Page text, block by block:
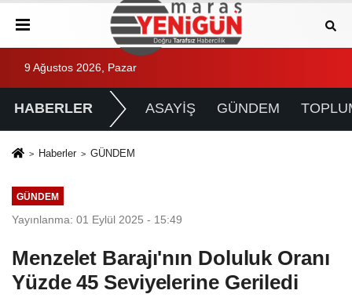
9 Ağustos 2026, Pazar
HABERLER ASAYİŞ GÜNDEM
Haberler GÜNDEM
GÜNDEM
Yayınlanma: 01 Eylül 2025 - 15:49
Menzelet Barajı'nın Doluluk Oranı
Yüzde 45 Seviyelerine Geriledi